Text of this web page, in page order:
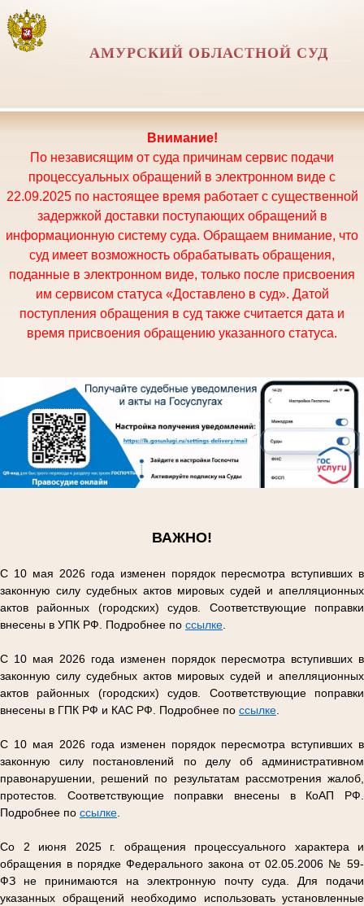
АМУРСКИЙ ОБЛАСТНОЙ СУД
Внимание!
По независящим от суда причинам сервис подачи
процессуальных обращений в электронном виде с
22.09.2025 по настоящее время работает с существенной
задержкой доставки поступающих обращений в
информационную систему суда. Обращаем внимание, что
суд имеет возможность обрабатывать обращения,
поданные в электронном виде, только после присвоения
им сервисом статуса «Доставлено в суд». Датой
поступления обращения в суд также считается дата и
время присвоения обращению указанного статуса.
ВАЖНО!
С 10 мая 2026 года изменен порядок пересмотра вступивших в
законную силу судебных актов мировых судей и апелляционных
актов районных (городских) судов. Соответствующие поправки
внесены в УПК РФ. Подробнее по ссылке
С 10 мая 2026 года изменен порядок пересмотра вступивших в
законную силу судебных актов мировых судей и апелляционных
актов районных (городских) судов. Соответствующие поправки
внесены в ГПК РФ и КАС РФ. Подробнее по ссылке
С 10 мая 2026 года изменен порядок пересмотра вступивших в
законную силу постановлений по делу об административном
правонарушении, решений по результатам рассмотрения жалоб,
протестов. Соответствующие поправки внесены в КоАП РФ.
Подробнее по ссылке
Со 2 июня 2025 г. обращения процессуального характера и
обращения в порядке Федерального закона от 02.05.2006 № 59-
ФЗ не принимаются на электронную почту суда. Для подачи
указанных обращений необходимо использовать установленные